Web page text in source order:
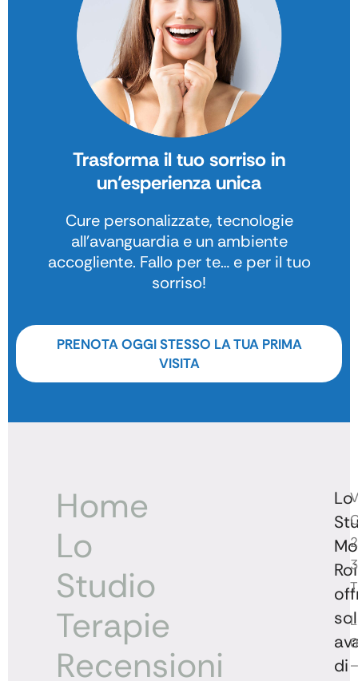
Trasforma il tuo sorriso in
un’esperienza unica
Cure personalizzate, tecnologie
all’avanguardia e un ambiente
accogliente. Fallo per te… e per il tuo
sorriso!
PRENOTA OGGI STESSO LA TUA PRIMA
VISITA
Home
Lo
Studio
Terapie
Recensioni
Lo
di–